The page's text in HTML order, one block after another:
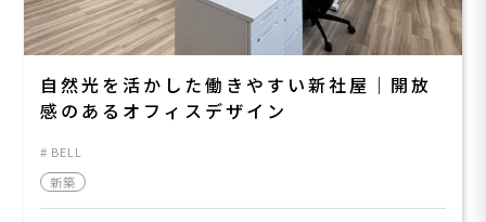
自然光を活かした働きやすい新社屋｜開放
感のあるオフィスデザイン
BELL
新築